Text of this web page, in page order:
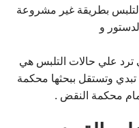
بطريقة غير مشروعة
و
ترد علي حالات التلبس هي
وتستقل ببحثها محكمة
محكمة النقض .